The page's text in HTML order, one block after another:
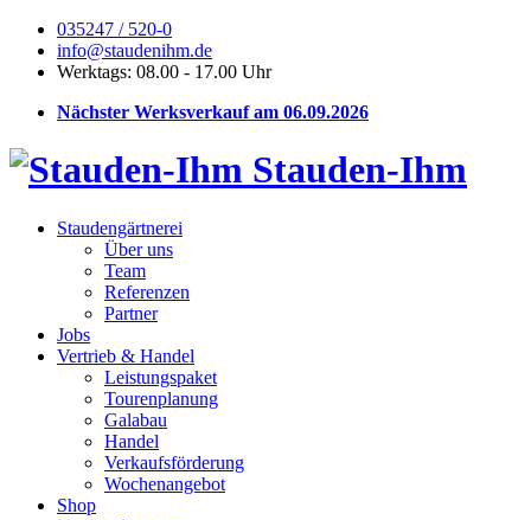
035247 / 520-0
info@staudenihm.de
Werktags: 08.00 - 17.00 Uhr
Nächster Werksverkauf am 06.09.2026
Stauden-Ihm
Staudengärtnerei
Über uns
Team
Referenzen
Partner
Jobs
Vertrieb & Handel
Leistungspaket
Tourenplanung
Galabau
Handel
Verkaufsförderung
Wochenangebot
Shop